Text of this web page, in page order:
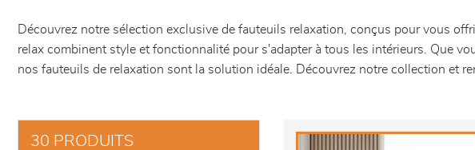
Découvrez notre sélection exclusive de fauteuils relaxation, conçus pour vous
relax combinent style et fonctionnalité pour s'adapter à tous les intérieurs. Que
nos fauteuils de relaxation sont la solution idéale. Découvrez notre collection et
30 PRODUITS